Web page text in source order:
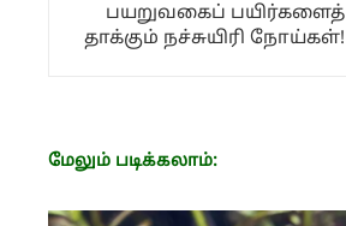
பயறுவகைப் பயிர்களைத்
தாக்கும் நச்சுயிரி நோய்கள்!
மேலும் படிக்கலாம்: